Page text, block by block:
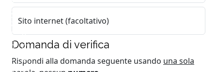
Sito internet (facoltativo)
Domanda di verifica
Rispondi alla domanda seguente usando una sola
f
o
r
e
s
t
d
b
l
o
c
c
t
e
m
p
o